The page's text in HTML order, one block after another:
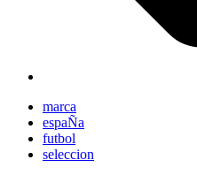
marca
espaÑa
futbol
seleccion